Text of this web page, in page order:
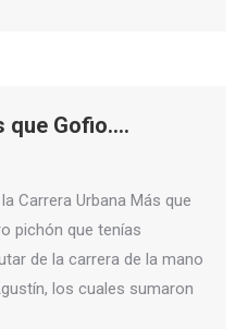
que Gofio….
Carrera Urbana Más que
pichón que tenías
de la carrera de la mano
los cuales sumaron